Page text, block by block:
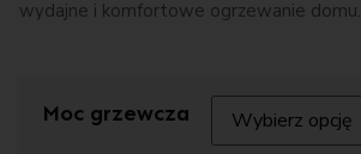
wydajne i komfortowe ogrzewanie domu.
Moc grzewcza